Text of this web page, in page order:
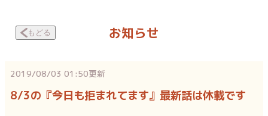
もどる お知らせ
2019/08/03 01:50更新
8/3の『今日も拒まれてます』最新話は休載です